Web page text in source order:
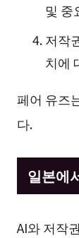
및 중
저작
치에
페어 유즈
다.
일본에
AI와 저작